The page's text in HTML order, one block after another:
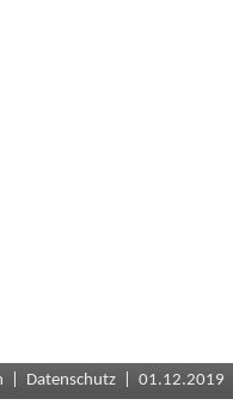
Datenschutz | 01.12.2019